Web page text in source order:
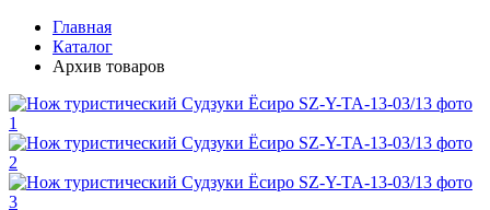
Главная
Каталог
Архив товаров